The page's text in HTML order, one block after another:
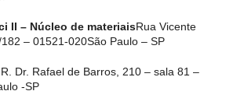
II – Núcleo de materiaisRua Vicente
– 01521-020São Paulo – SP
R. Dr. Rafael de Barros, 210 – sala 81 –
-SP